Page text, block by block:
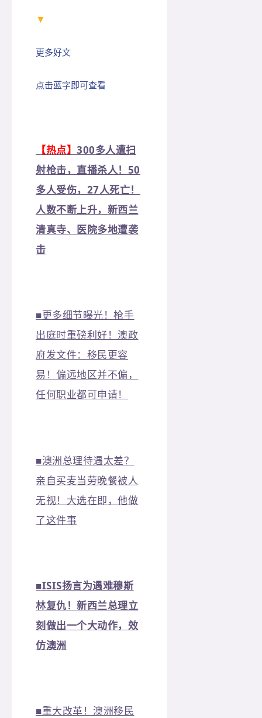
▼
更多好文
点击蓝字即可查看
【热点】300多人遭扫
射枪击，直播杀人！50
多人受伤，27人死亡！
人数不断上升，新西兰
清真寺、医院多地遭袭
击
■更多细节曝光！枪手
出庭时重磅利好！澳政
府发文件：移民更容
易！偏远地区并不偏，
任何职业都可申请！
■澳洲总理待遇太差？
亲自买麦当劳晚餐被人
无视！大选在即，他做
了这件事
■ISIS扬言为遇难穆斯
林复仇！新西兰总理立
刻做出一个大动作，效
仿澳洲
■重大改革！澳洲移民